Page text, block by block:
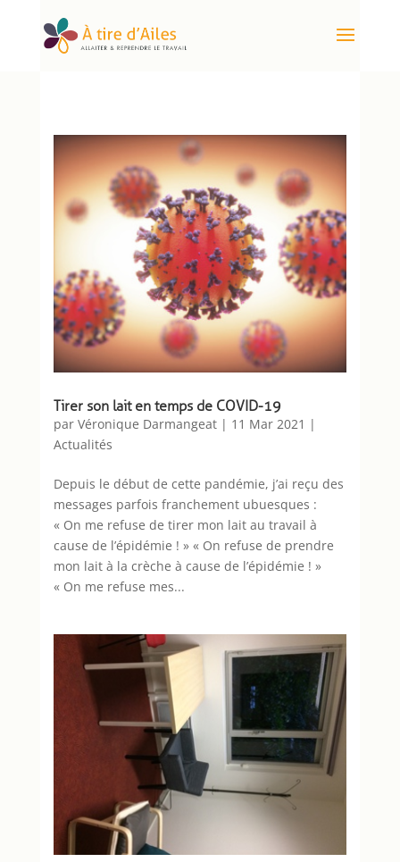
Tirer son lait en temps de COVID-19
par Véronique Darmangeat| 11 Mar 2021 |
Actualités
Depuis le début de cette pandémie, j’ai reçu des
messages parfois franchement ubuesques :
« On me refuse de tirer mon lait au travail à
cause de l’épidémie ! » « On refuse de prendre
mon lait à la crèche à cause de l’épidémie ! »
« On me refuse mes...